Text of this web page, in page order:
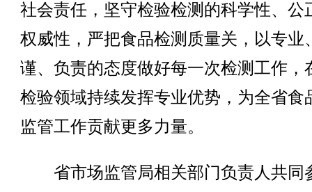
社会责任，坚守检验检测的科学性、公
权威性，严把食品检测质量关，以专业
谨、负责的态度做好每一次检测工作，
检验领域持续发挥专业优势，为全省食
监管工作贡献更多力量。
省市场监管局相关部门负责人共同